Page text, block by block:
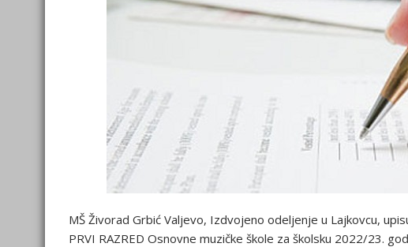
MŠ Živorad Grbić Valjevo, Izdvojeno odeljenje u Lajkovcu,
PRVI RAZRED Osnovne muzičke škole za školsku 2022/23.